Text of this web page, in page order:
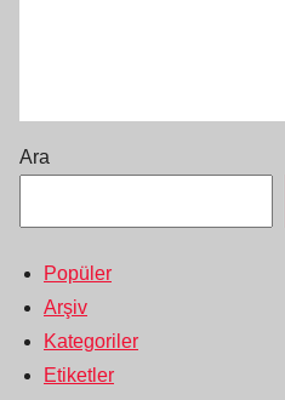
Ara
Popüler
Arşiv
Kategoriler
Etiketler